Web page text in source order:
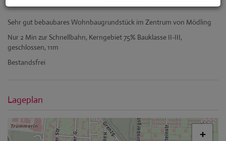
Sehr gut bebaubares Wohnbaugrundstück im Zentrum von Mödling
Nur 2 Min zur Schnellbahn, Kerngebiet 75% Bauklasse II-III,
geschlossen, 11m
Bestandsfrei
Lageplan
+